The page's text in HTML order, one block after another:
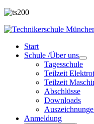
Start
Schule /Über uns
Tagesschule
Teilzeit
Teilzeit
Abschlüsse
Downloads
Anmeldung